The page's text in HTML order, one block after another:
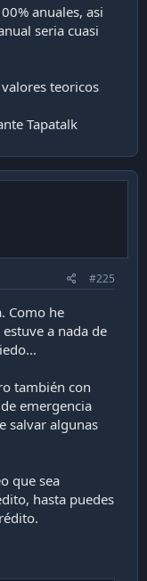
anuales, asi
seria cuasi
teoricos
Tapatalk
#225
Como he
a nada de
también con
emergencia
salvar algunas
que sea
hasta puedes